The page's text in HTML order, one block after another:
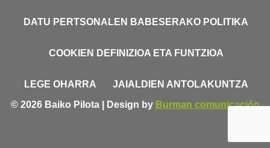
DATU PERTSONALEN BABESERAKO POLITIKA
COOKIEN DEFINIZIOA ETA FUNTZIOA
LEGE OHARRA
JAIALDIEN ANTOLAKUNTZA
© 2026 Baiko Pilota | Design by Burman comunicación